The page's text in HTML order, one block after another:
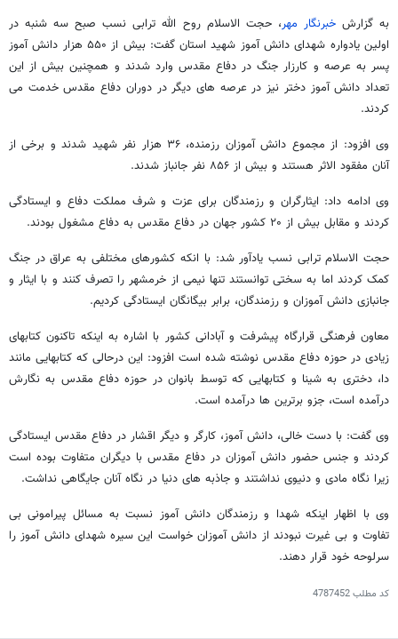
به گزارشخبرنگار مهر، حجت الاسلام روح الله ترابی نسب صبح سه شنبه در
اولین یادواره شهدای دانش آموز شهید استان گفت: بیش از ۵۵۰ هزار دانش آموز
پسر به عرصه و کارزار جنگ در دفاع مقدس وارد شدند و همچنین بیش از این
تعداد دانش آموز دختر نیز در عرصه های دیگر در دوران دفاع مقدس خدمت می
کردند.
وی افزود: از مجموع دانش آموزان رزمنده، ۳۶ هزار نفر شهید شدند و برخی از
آنان مفقود الاثر هستند و بیش از ۸۵۶ نفر جانباز شدند.
وی ادامه داد: ایثارگران و رزمندگان برای عزت و شرف مملکت دفاع و ایستادگی
کردند و مقابل بیش از ۲۰ کشور جهان در دفاع مقدس به دفاع مشغول بودند.
حجت الاسلام ترابی نسب یادآور شد: با انکه کشورهای مختلفی به عراق در جنگ
کمک کردند اما به سختی توانستند تنها نیمی از خرمشهر را تصرف کنند و با ایثار و
جانبازی دانش آموزان و رزمندگان، برابر بیگانگان ایستادگی کردیم.
معاون فرهنگی قرارگاه پیشرفت و آبادانی کشور با اشاره به اینکه تاکنون کتابهای
زیادی در حوزه دفاع مقدس نوشته شده است افزود: این درحالی که کتابهایی مانند
دا، دختری به شینا و کتابهایی که توسط بانوان در حوزه دفاع مقدس به نگارش
درآمده است، جزو برترین ها درآمده است.
وی گفت: با دست خالی، دانش آموز، کارگر و دیگر اقشار در دفاع مقدس ایستادگی
کردند و جنس حضور دانش آموزان در دفاع مقدس با دیگران متفاوت بوده است
زیرا نگاه مادی و دنیوی نداشتند و جاذبه های دنیا در نگاه آنان جایگاهی نداشت.
وی با اظهار اینکه شهدا و رزمندگان دانش آموز نسبت به مسائل پیرامونی بی
تفاوت و بی غیرت نبودند از دانش آموزان خواست این سیره شهدای دانش آموز را
سرلوحه خود قرار دهند.
کد مطلب4787452